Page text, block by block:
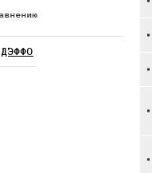
ДЭФФО